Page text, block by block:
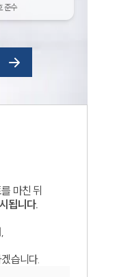
준수
마친 뒤
됩니다.
습니다.